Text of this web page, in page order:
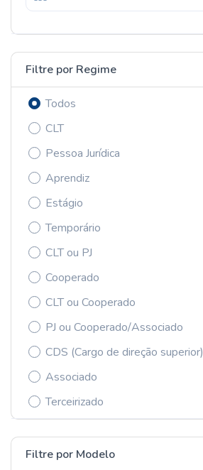
Filtre por Regime
Todos
CLT
Pessoa Jurídica
Aprendiz
Estágio
Temporário
CLT ou PJ
Cooperado
CLT ou Cooperado
PJ ou Cooperado/Associado
CDS (Cargo de direção superior)
Associado
Terceirizado
Filtre por Modelo